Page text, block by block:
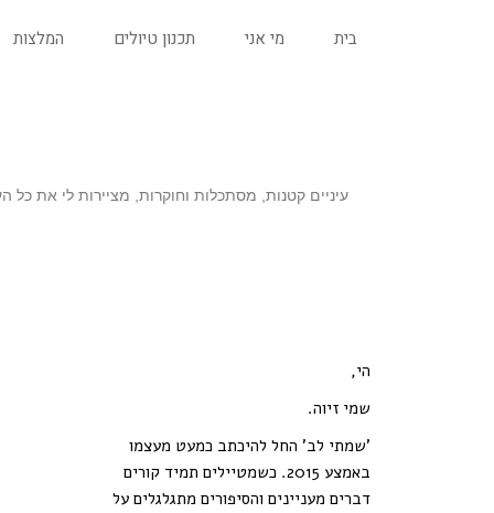
בית מי אני תכנון טיולים המלצות
עיניים קטנות, מסתכלות וחוקרות, מציירות לי את כל
הי,
שמי זיוה.
'שמתי לב' החל להיכתב כמעט מעצמו
באמצע 2015. כשמטיילים תמיד קורים
דברים מעניינים והסיפורים מתגלגלים על